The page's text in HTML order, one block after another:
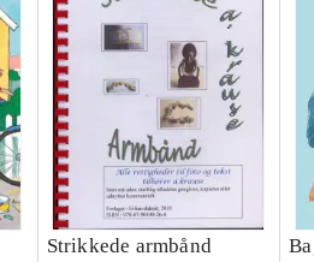
Strikkede armbånd